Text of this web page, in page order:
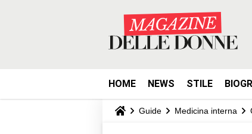
HOME NEWS STILE
Guide Medicina interna